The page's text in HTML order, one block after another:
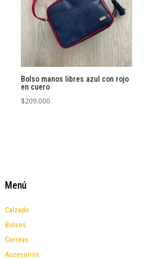
Bolso manos libres azul con rojo
en cuero
$209.000
Menú
Calzado
Bolsos
Correas
Accesorios